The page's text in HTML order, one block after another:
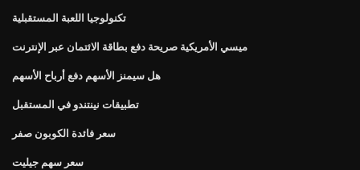
تكنولوجيا اللعبة المستقبلية
ميسي الأمريكية صريحة دفع بطاقة الائتمان عبر الإنترنت
هل سيمنز الأسهم دفع أرباح الأسهم
تطبيقات نينتندو في المستقبل
سعر فائدة الكوبون صفر
سعر سهم جيليت